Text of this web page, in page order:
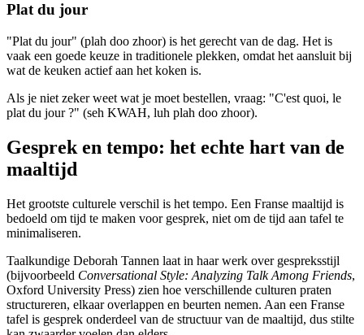
Plat du jour
"Plat du jour" (plah doo zhoor) is het gerecht van de dag. Het is
vaak een goede keuze in traditionele plekken, omdat het aansluit bij
wat de keuken actief aan het koken is.
Als je niet zeker weet wat je moet bestellen, vraag: "C'est quoi, le
plat du jour ?" (seh KWAH, luh plah doo zhoor).
Gesprek en tempo: het echte hart van de
maaltijd
Het grootste culturele verschil is het tempo. Een Franse maaltijd is
bedoeld om tijd te maken voor gesprek, niet om de tijd aan tafel te
minimaliseren.
Taalkundige Deborah Tannen laat in haar werk over gespreksstijl
(bijvoorbeeld Conversational Style: Analyzing Talk Among Friends,
Oxford University Press) zien hoe verschillende culturen praten
structureren, elkaar overlappen en beurten nemen. Aan een Franse
tafel is gesprek onderdeel van de structuur van de maaltijd, dus stilte